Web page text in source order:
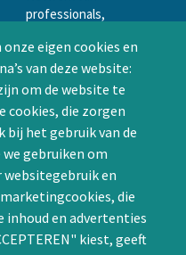
eigen cookies en
van deze website:
om de website te
cookies, die zorgen
bij het gebruik van de
gebruiken om
websitegebruik en
die
en advertenties
kiest, geeft
professionals,
samenwerken in een van
de Special Interest
Groepen (SIG’s) of zelf een
SIG initiëren
Word lid